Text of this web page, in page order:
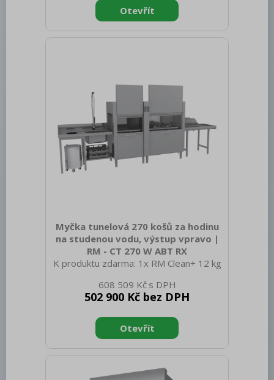
netto [kg]: 311.00 Šířka brutto [mm]:
2100 Hloubka brutto [mm]: 920 Výška
brutto [mm]: 1850 Hmotnost brutto
programů: 4 Otevírání zařízení:
Myčka tunelová 270 košů za hodinu
na studenou vodu, výstup vpravo |
RM - CT 270 W ABT RX
K produktu zdarma: 1x RM Clean+ 12 kg
(00012273) Sap kód: 00014487 Šířka
netto [mm]: 1968 Hloubka netto [mm]:
netto [kg]: 311.00 Šířka brutto [mm]:
2100 Hloubka brutto [mm]: 920 Výška
brutto [mm]: 1850 Hmotnost brutto
zařízení Typ ovládání: Digitální Materiál:
608 509 Kč
502 900 Kč bez DPH